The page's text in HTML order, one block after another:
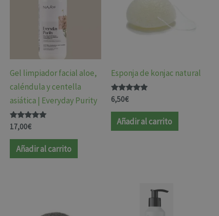
Gel limpiador facial aloe,
caléndula y centella
asiática | Everyday Purity
Valorado
con
4.81
de 5
17,00€
Añadir al carrito
Esponja de konjac natural
Valorado
con
4.77
de 5
6,50€
Añadir al carrito